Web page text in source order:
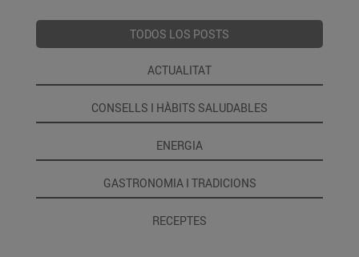
TODOS LOS POSTS
ACTUALITAT
CONSELLS I HÀBITS SALUDABLES
ENERGIA
GASTRONOMIA I TRADICIONS
RECEPTES